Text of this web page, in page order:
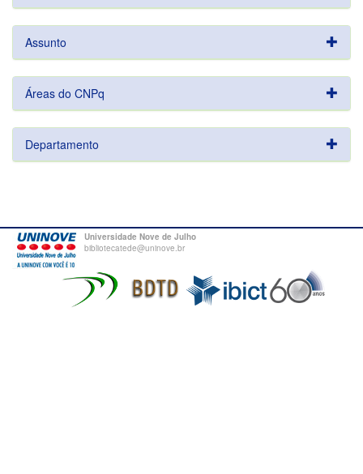
Assunto
Áreas do CNPq
Departamento
Universidade Nove de Julho
bibliotecatede@uninove.br